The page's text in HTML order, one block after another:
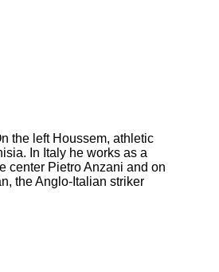
the left Houssem, athletic
In Italy he works as a
center Pietro Anzani and on
the Anglo-Italian striker